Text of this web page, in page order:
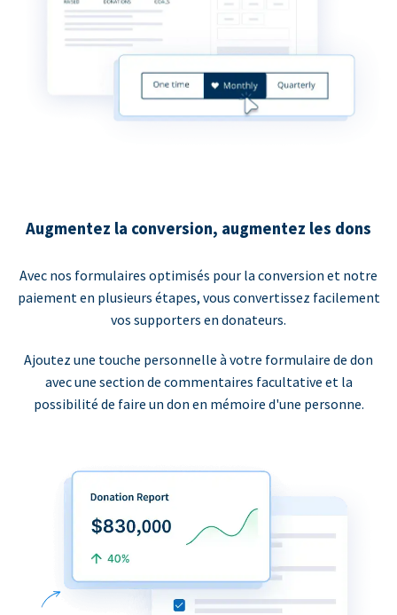
Augmentez la conversion, augmentez les dons
Avec nos formulaires optimisés pour la conversion et notre
paiement en plusieurs étapes, vous convertissez facilement
vos supporters en donateurs.
Ajoutez une touche personnelle à votre formulaire de don
avec une section de commentaires facultative et la
possibilité de faire un don en mémoire d'une personne.